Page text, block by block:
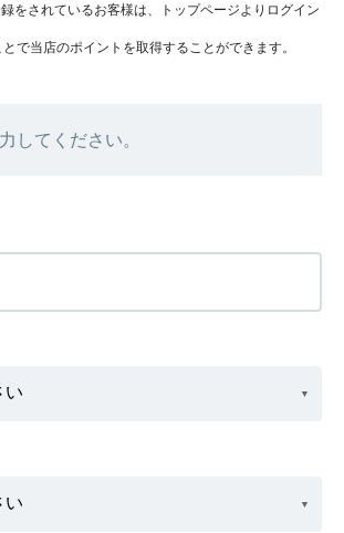
をされているお客様は、トップページよりログイン
で当店のポイントを取得することができます。
してください。